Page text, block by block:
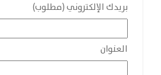
بريدك الإلكتروني (مطلوب)
العنوان